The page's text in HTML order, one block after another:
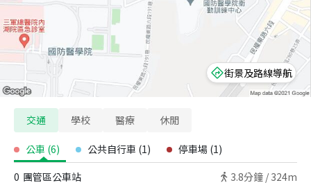
街景及路線導航
交通 學校 醫療 休閒
公車 (6) 公共自行車 (1) 停車場 (1)
0 團管區公車站 3.8分鐘 / 324m